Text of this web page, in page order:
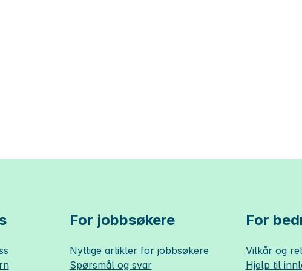
For jobbsøkere
Nyttige artikler for jobbsøkere
Spørsmål og svar
For
Vilkår og
Hjelp til